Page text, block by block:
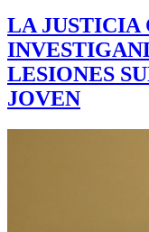
LA JUSTICIA
LESIONES
JOVEN